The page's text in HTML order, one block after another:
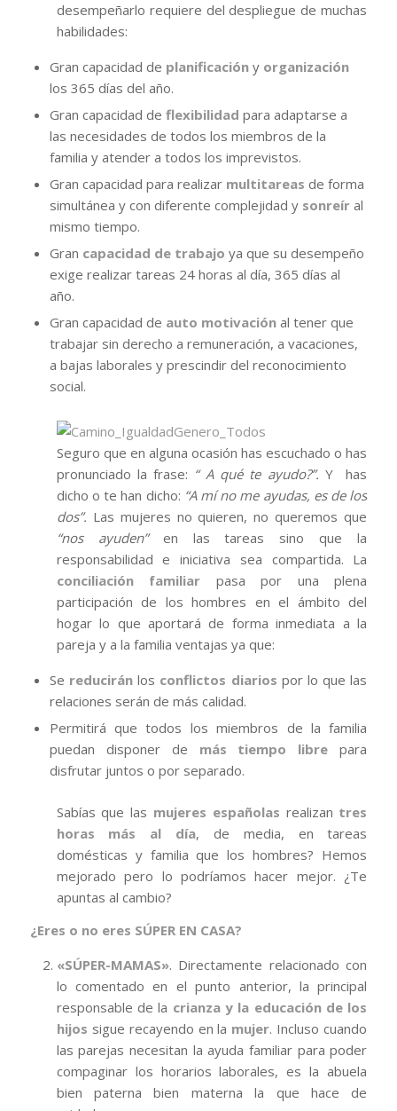
desempeñarlo requiere del despliegue de muchas
habilidades:
Gran capacidad de planificacióny organización
los 365 días del año.
Gran capacidad de flexibilidad para adaptarse a
las necesidades de todos los miembros de la
familia y atender a todos los imprevistos.
Gran capacidad para realizar multitareas de forma
simultánea y con diferente complejidad y sonreíral
mismo tiempo.
Gran capacidad de trabajo ya que su desempeño
exige realizar tareas 24 horas al día, 365 días al
año.
Gran capacidad de auto motivaciónal tener que
trabajar sin derecho a remuneración, a vacaciones,
a bajas laborales y prescindir del reconocimiento
social.
Seguro que en alguna ocasión has escuchado o has
pronunciado la frase: “ A qué te ayudo?”. Y has
dicho o te han dicho: “A mí no me ayudas, es de los
dos”. Las mujeres no quieren, no queremos que
“nos ayuden” en las tareas sino que la
responsabilidad e iniciativa sea compartida. La
conciliación familiar pasa por una plena
participación de los hombres en el ámbito del
hogar lo que aportará de forma inmediata a la
pareja y a la familia ventajas ya que:
Se reduciránlos conflictos diarios por lo que las
relaciones serán de más calidad.
Permitirá que todos los miembros de la familia
puedan disponer de más tiempo libre para
disfrutar juntos o por separado.
Sabías que las mujeres españolas realizan tres
horas más al día, de media, en tareas
domésticas y familia que los hombres? Hemos
mejorado pero lo podríamos hacer mejor. ¿Te
apuntas al cambio?
¿Eres o no eres SÚPER EN CASA?
«SÚPER-MAMAS». Directamente relacionado con
lo comentado en el punto anterior, la principal
responsable de la crianza y la educación de los
hijos sigue recayendo en la mujer. Incluso cuando
las parejas necesitan la ayuda familiar para poder
compaginar los horarios laborales, es la abuela
bien paterna bien materna la que hace de